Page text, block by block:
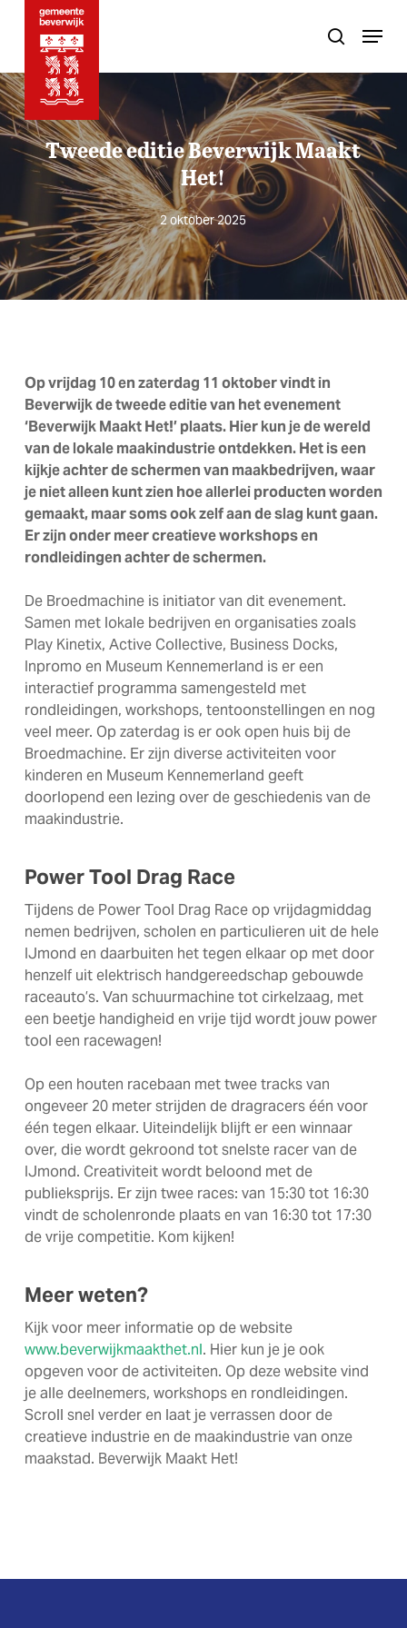
content
search
Menu
Tweede editie Beverwijk Maakt
Het!
2 oktober 2025
Op vrijdag 10 en zaterdag 11 oktober vindt in
Beverwijk de tweede editie van het evenement
‘Beverwijk Maakt Het!’ plaats. Hier kun je de wereld
van de lokale maakindustrie ontdekken. Het is een
kijkje achter de schermen van maakbedrijven, waar
je niet alleen kunt zien hoe allerlei producten worden
gemaakt, maar soms ook zelf aan de slag kunt gaan.
Er zijn onder meer creatieve workshops en
rondleidingen achter de schermen.
De Broedmachine is initiator van dit evenement.
Samen met lokale bedrijven en organisaties zoals
Play Kinetix, Active Collective, Business Docks,
Inpromo en Museum Kennemerland is er een
interactief programma samengesteld met
rondleidingen, workshops, tentoonstellingen en nog
veel meer. Op zaterdag is er ook open huis bij de
Broedmachine. Er zijn diverse activiteiten voor
kinderen en Museum Kennemerland geeft
doorlopend een lezing over de geschiedenis van de
maakindustrie.
Power Tool Drag Race
Tijdens de Power Tool Drag Race op vrijdagmiddag
nemen bedrijven, scholen en particulieren uit de hele
IJmond en daarbuiten het tegen elkaar op met door
henzelf uit elektrisch handgereedschap gebouwde
raceauto’s. Van schuurmachine tot cirkelzaag, met
een beetje handigheid en vrije tijd wordt jouw power
tool een racewagen!
Op een houten racebaan met twee tracks van
ongeveer 20 meter strijden de dragracers één voor
één tegen elkaar. Uiteindelijk blijft er een winnaar
over, die wordt gekroond tot snelste racer van de
IJmond. Creativiteit wordt beloond met de
publieksprijs. Er zijn twee races: van 15:30 tot 16:30
vindt de scholenronde plaats en van 16:30 tot 17:30
de vrije competitie. Kom kijken!
Meer weten?
Kijk voor meer informatie op de website
www.beverwijkmaakthet.nl. Hier kun je je ook
opgeven voor de activiteiten. Op deze website vind
je alle deelnemers, workshops en rondleidingen.
Scroll snel verder en laat je verrassen door de
creatieve industrie en de maakindustrie van onze
maakstad. Beverwijk Maakt Het!